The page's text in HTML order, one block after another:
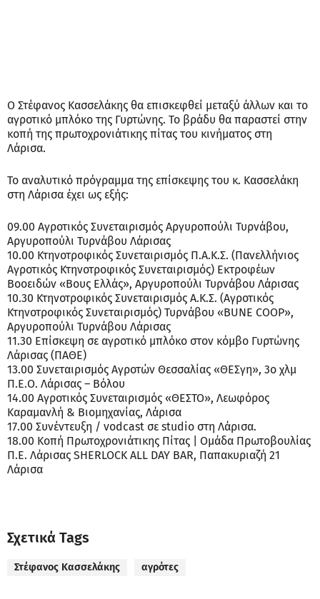
Ο Στέφανος Κασσελάκης θα επισκεφθεί μεταξύ άλλων και το
αγροτικό μπλόκο της Γυρτώνης. Το βράδυ θα παραστεί στην
κοπή της πρωτοχρονιάτικης πίτας του κινήματος στη
Λάρισα.
Το αναλυτικό πρόγραμμα της επίσκεψης του κ. Κασσελάκη
στη Λάρισα έχει ως εξής:
09.00 Αγροτικός Συνεταιρισμός Αργυροπούλι Τυρνάβου,
Αργυροπούλι Τυρνάβου Λάρισας
10.00 Κτηνοτροφικός Συνεταιρισμός Π.Α.Κ.Σ. (Πανελλήνιος
Αγροτικός Κτηνοτροφικός Συνεταιρισμός) Εκτροφέων
Βοοειδών «Βους Ελλάς», Αργυροπούλι Τυρνάβου Λάρισας
10.30 Κτηνοτροφικός Συνεταιρισμός Α.Κ.Σ. (Αγροτικός
Κτηνοτροφικός Συνεταιρισμός) Τυρνάβου «ΒUNE COOP»,
Αργυροπούλι Τυρνάβου Λάρισας
11.30 Επίσκεψη σε αγροτικό μπλόκο στον κόμβο Γυρτώνης
Λάρισας (ΠΑΘΕ)
13.00 Συνεταιρισμός Αγροτών Θεσσαλίας «ΘΕΣγη», 3ο χλμ
Π.Ε.Ο. Λάρισας – Βόλου
14.00 Αγροτικός Συνεταιρισμός «ΘΕΣΤΟ», Λεωφόρος
Καραμανλή & Βιομηχανίας, Λάρισα
17.00 Συνέντευξη / vodcast σε studio στη Λάρισα.
18.00 Κοπή Πρωτοχρονιάτικης Πίτας | Ομάδα Πρωτοβουλίας
Π.Ε. Λάρισας SHERLOCK ALL DAY BAR, Παπακυριαζή 21
Λάρισα
Σχετικά Tags
Στέφανος Κασσελάκης αγρότες